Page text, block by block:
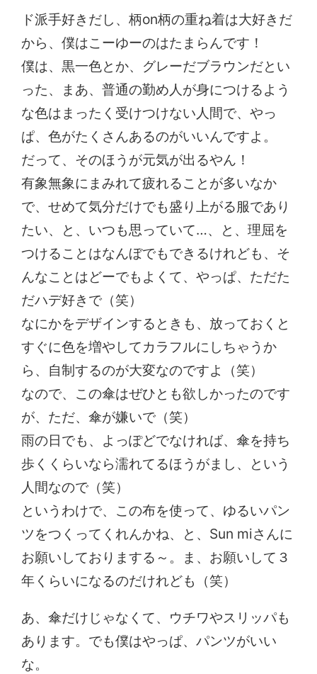
ド派手好きだし、柄on柄の重ね着は大好きだ
から、僕はこーゆーのはたまらんです！
僕は、黒一色とか、グレーだブラウンだとい
った、まあ、普通の勤め人が身につけるよう
な色はまったく受けつけない人間で、やっ
ぱ、色がたくさんあるのがいいんですよ。
だって、そのほうが元気が出るやん！
有象無象にまみれて疲れることが多いなか
で、せめて気分だけでも盛り上がる服であり
たい、と、いつも思っていて…、と、理屈を
つけることはなんぼでもできるけれども、そ
んなことはどーでもよくて、やっぱ、ただた
だハデ好きで（笑）
なにかをデザインするときも、放っておくと
すぐに色を増やしてカラフルにしちゃうか
ら、自制するのが大変なのですよ（笑）
なので、この傘はぜひとも欲しかったのです
が、ただ、傘が嫌いで（笑）
雨の日でも、よっぽどでなければ、傘を持ち
歩くくらいなら濡れてるほうがまし、という
人間なので（笑）
というわけで、この布を使って、ゆるいパン
ツをつくってくれんかね、と、Sun miさんに
お願いしておりまする～。ま、お願いして３
年くらいになるのだけれども（笑）
あ、傘だけじゃなくて、ウチワやスリッパも
あります。でも僕はやっぱ、パンツがいい
な。